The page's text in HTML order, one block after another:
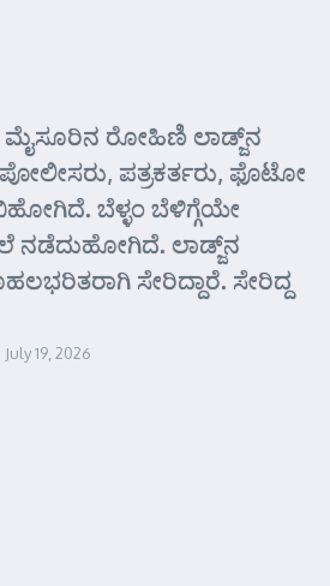
ರೋಹಿಣಿ ಲಾಡ್ಜ್‌ನ
ಪತ್ರಕರ್ತರು, ಫೊಟೋ
ಬೆಳ್ಳಂ ಬೆಳಿಗ್ಗೆಯೇ
ನಡೆದುಹೋಗಿದೆ. ಲಾಡ್ಜ್‌ನ
ಸೇರಿದ್ದಾರೆ. ಸೇರಿದ್ದ
July 19, 2026